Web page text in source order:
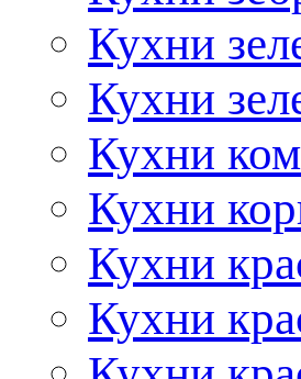
Кухни
Кухни
Кухни
Кухни
Кухни
Кухни